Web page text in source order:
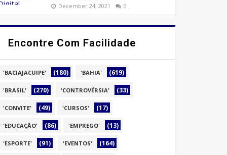
December 24, 2021 0
Encontre Com Facilidade
'BACIAJACUIPE' (180) 'BAHIA' (619)
'BRASIL' (270) 'CONTROVÉRSIA' (33)
'CONVITE' (49) 'CURSOS' (17)
'EDUCAÇÃO' (86) 'EMPREGO' (13)
'ESPORTE' (91) 'EVENTOS' (164)